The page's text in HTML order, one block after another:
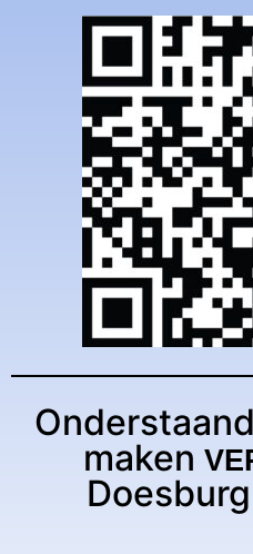
maken VE